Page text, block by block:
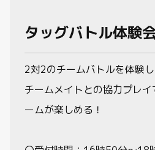
タッグバトル体験
2対2のチームバトルを体験し
チームメイトとの協力プレ
ームが楽しめる！